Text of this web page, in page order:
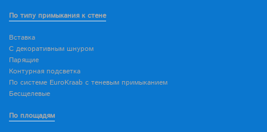
По типу примыкания к стене
Вставка
С декоративным шнуром
Парящие
Контурная подсветка
По системе EuroKraab с теневым примыканием
Бесщелевые
По площадям